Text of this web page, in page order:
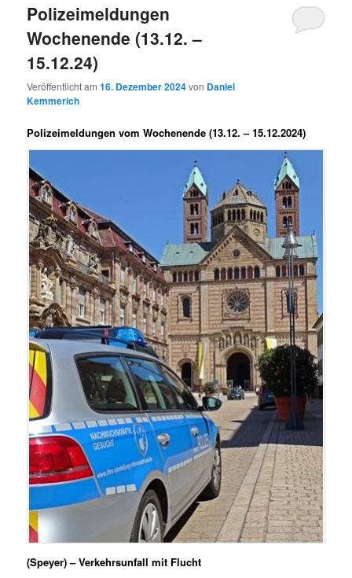
Polizeimeldungen
Wochenende (13.12. –
15.12.24)
Veröffentlicht am16. Dezember 2024von Daniel
Kemmerich
Polizeimeldungen vom Wochenende (13.12. – 15.12.2024)
(Speyer) – Verkehrsunfall mit Flucht